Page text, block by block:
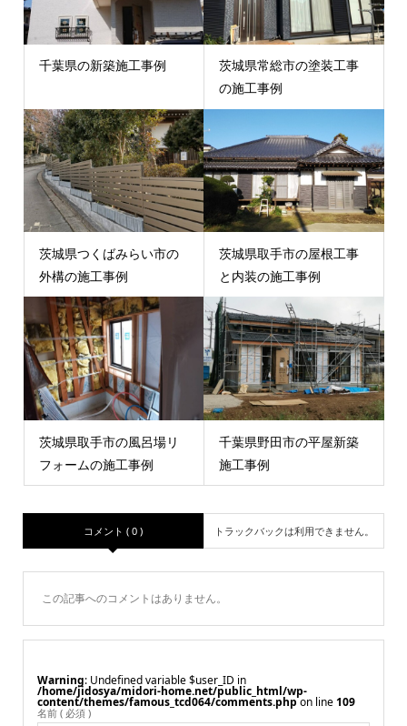
千葉県の新築施工事例
茨城県常総市の塗装工事
の施工事例
茨城県つくばみらい市の
外構の施工事例
茨城県取手市の屋根工事
と内装の施工事例
茨城県取手市の風呂場リ
フォームの施工事例
千葉県野田市の平屋新築
施工事例
コメント ( 0 ) トラックバックは利用できません。
この記事へのコメントはありません。
Warning : Undefined variable $user_ID in
/home/jidosya/midori-home.net/public_html/wp-
content/themes/famous_tcd064/comments.phpon line109
名前 ( 必須 )